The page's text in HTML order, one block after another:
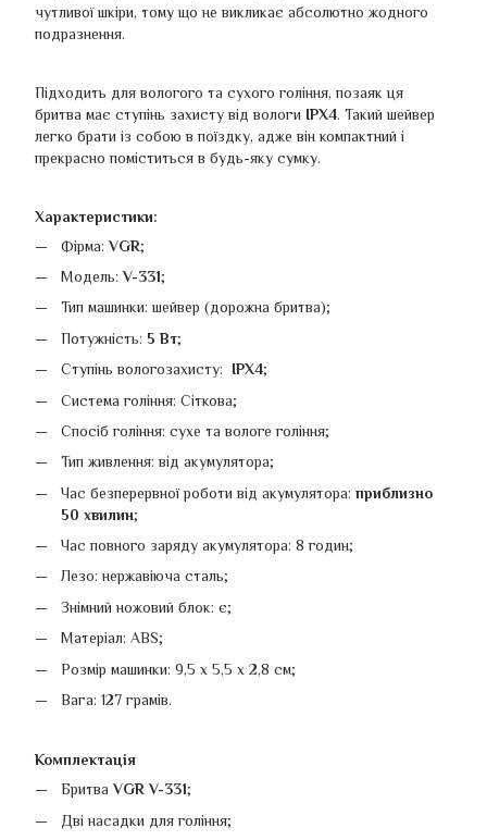
чутливої шкіри, тому що не викликає абсолютно жодного
подразнення.
Підходить для вологого та сухого гоління, позаяк ця
бритва має ступінь захисту від вологи IPX4. Такий шейвер
легко брати із собою в поїздку, адже він компактний і
прекрасно поміститься в будь-яку сумку.
Характеристики:
Фірма:VGR;
Модель:V-331;
Тип машинки: шейвер (дорожна бритва);
Потужність: 5 Вт;
Ступінь вологозахисту: IPX4;
Система гоління: Сіткова;
Спосіб гоління: сухе та вологе гоління;
Тип живлення: від акумулятора;
Час безперервної роботи від акумулятора: приблизно
50 хвилин;
Час повного заряду акумулятора: 8 годин;
Лезо: нержавіюча сталь;
Знімний ножовий блок: є;
Матеріал: АВS;
Розмір машинки: 9,5 х 5,5 х 2,8 см;
Вага: 127 грамів.
Комплектація
БритваVGR V-331;
Дві насадки для гоління;